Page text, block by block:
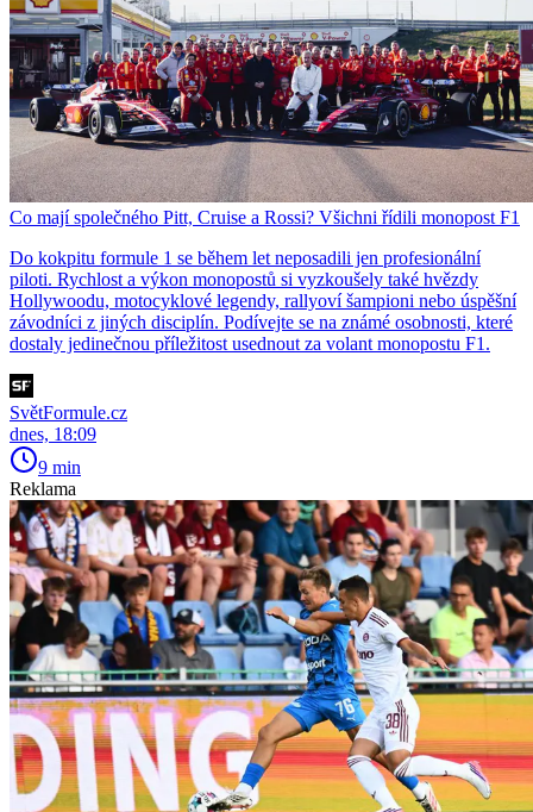
Co mají společného Pitt, Cruise a Rossi? Všichni řídili monopost F1
Do kokpitu formule 1 se během let neposadili jen profesionální
piloti. Rychlost a výkon monopostů si vyzkoušely také hvězdy
Hollywoodu, motocyklové legendy, rallyoví šampioni nebo úspěšní
závodníci z jiných disciplín. Podívejte se na známé osobnosti, které
dostaly jedinečnou příležitost usednout za volant monopostu F1.
SvětFormule.cz
dnes, 18:09
9 min
Reklama